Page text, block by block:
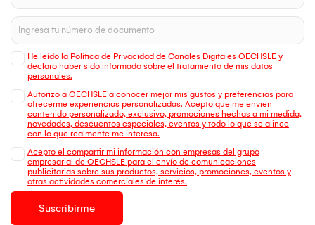
He leído la Política de Privacidad de Canales Digitales OECHSLE y
declaro haber sido informado sobre el tratamiento de mis datos
personales.
Autorizo a OECHSLE a conocer mejor mis gustos y preferencias para
ofrecerme experiencias personalizadas. Acepto que me envien
contenido personalizado, exclusivo, promociones hechas a mi medida,
novedades, descuentos especiales, eventos y todo lo que se alinee
con lo que realmente me interesa.
Acepto el compartir mi información con empresas del grupo
empresarial de OECHSLE para el envío de comunicaciones
publicitarias sobre sus productos, servicios, promociones, eventos y
otras actividades comerciales de interés.
Suscribirme